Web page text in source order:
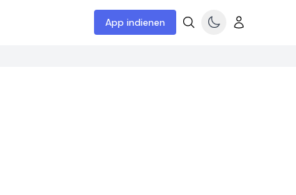
App indienen